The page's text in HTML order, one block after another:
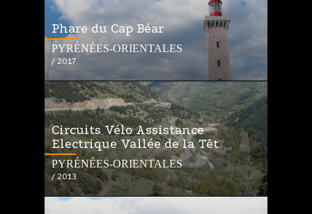
Phare du Cap Béar
PYRÉNÉES-ORIENTALES
/ 2017
Circuits Vélo Assistance
Electrique Vallée de la Têt
PYRÉNÉES-ORIENTALES
/ 2013